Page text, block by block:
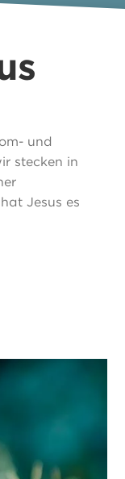
und
stecken in
Jesus es